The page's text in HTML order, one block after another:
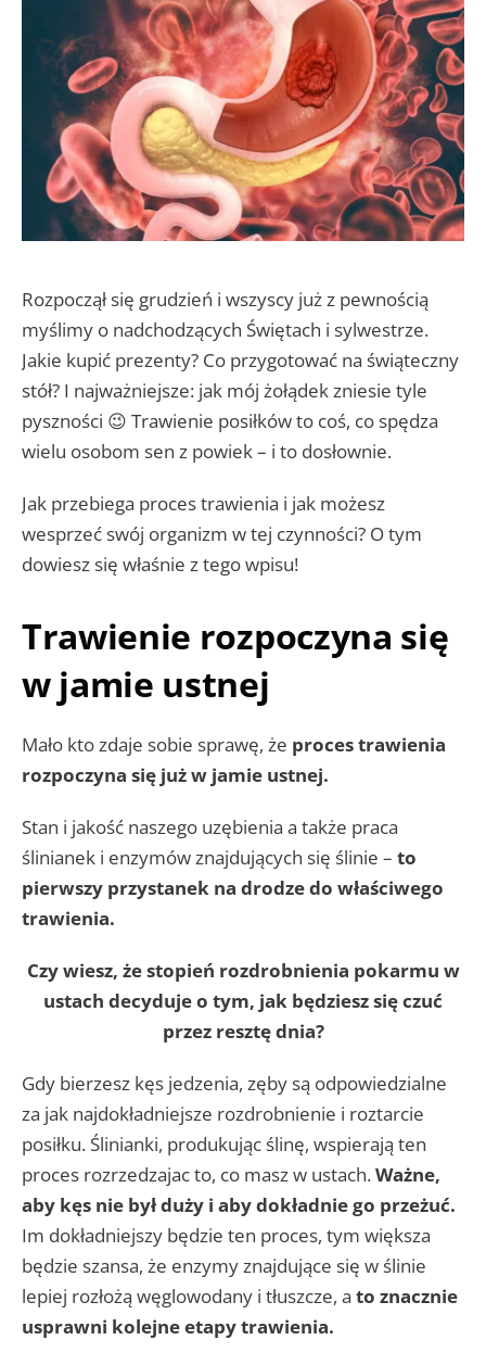
Rozpoczął się grudzień i wszyscy już z pewnością
myślimy o nadchodzących Świętach i sylwestrze.
Jakie kupić prezenty? Co przygotować na świąteczny
stół? I najważniejsze: jak mój żołądek zniesie tyle
pyszności 😉 Trawienie posiłków to coś, co spędza
wielu osobom sen z powiek – i to dosłownie.
Jak przebiega proces trawienia i jak możesz
wesprzeć swój organizm w tej czynności? O tym
dowiesz się właśnie z tego wpisu!
Trawienie rozpoczyna się
w jamie ustnej
Mało kto zdaje sobie sprawę, że proces trawienia
rozpoczyna się już w jamie ustnej.
Stan i jakość naszego uzębienia a także praca
ślinianek i enzymów znajdujących się ślinie – to
pierwszy przystanek na drodze do właściwego
trawienia.
Czy wiesz, że stopień rozdrobnienia pokarmu w
ustach decyduje o tym, jak będziesz się czuć
przez resztę dnia?
Gdy bierzesz kęs jedzenia, zęby są odpowiedzialne
za jak najdokładniejsze rozdrobnienie i roztarcie
posiłku. Ślinianki, produkując ślinę, wspierają ten
proces rozrzedzajac to, co masz w ustach.Ważne,
aby kęs nie był duży i aby dokładnie go przeżuć.
Im dokładniejszy będzie ten proces, tym większa
będzie szansa, że enzymy znajdujące się w ślinie
lepiej rozłożą węglowodany i tłuszcze, a to znacznie
usprawni kolejne etapy trawienia.